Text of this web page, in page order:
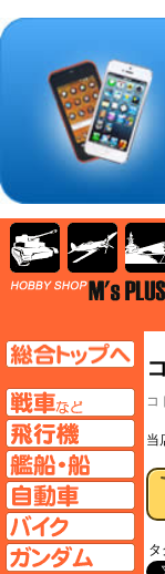
コ
当
タ
AFV
自
バ
ガ
AFV 飛行機